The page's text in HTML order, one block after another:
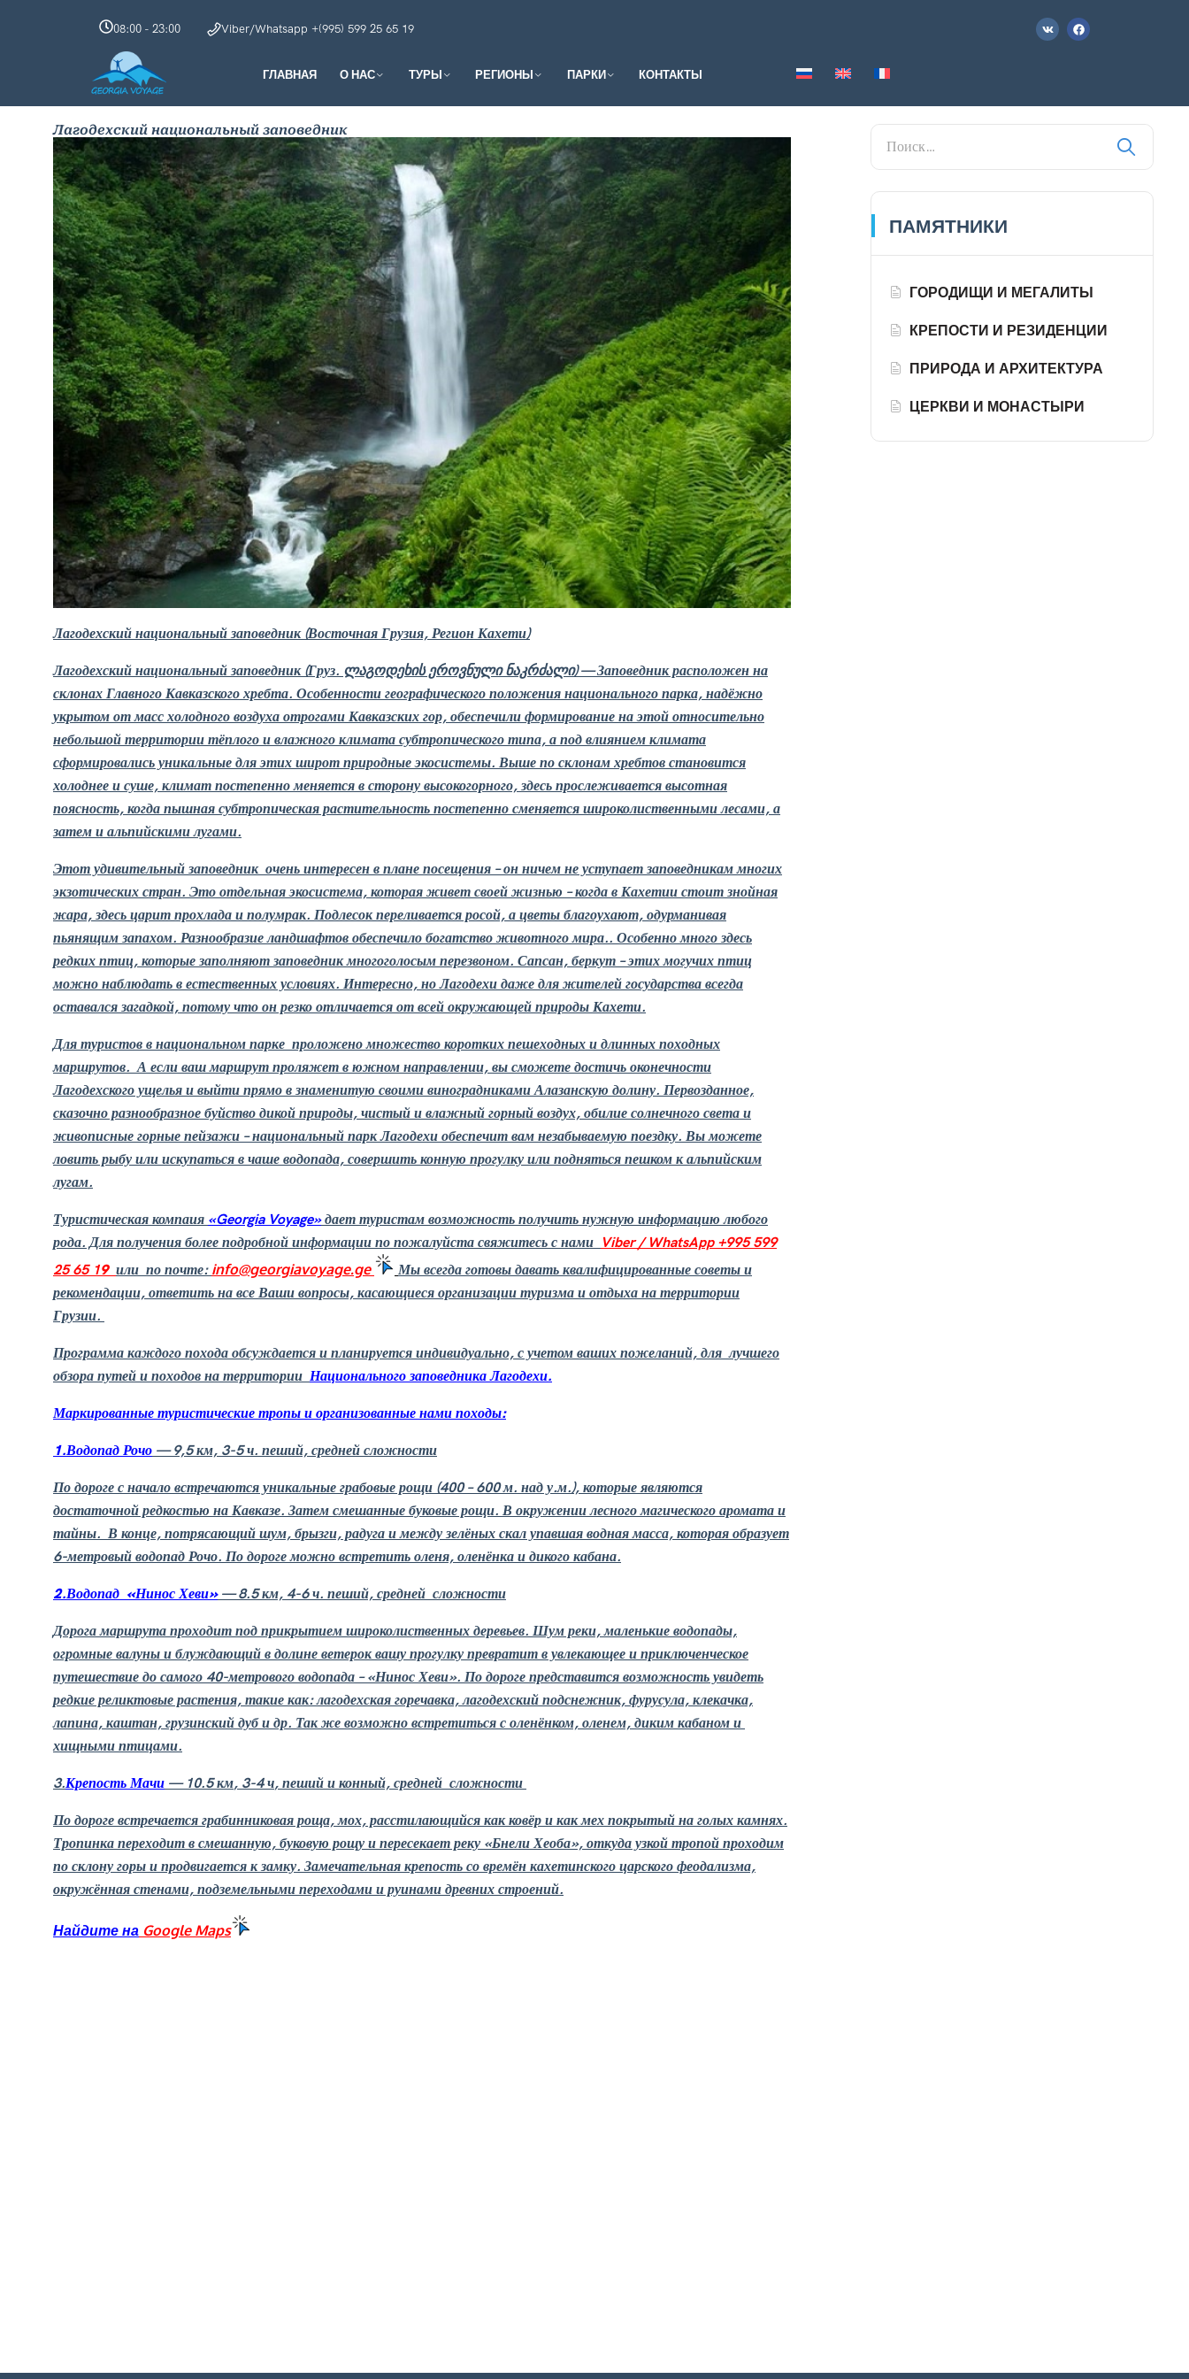
08:00 - 23:00 Viber/Whatsapp +(995) 599 25 65 19
ГЛАВНАЯ О НАС ТУРЫ РЕГИОНЫ ПАРКИ КОНТАКТЫ
Лагодехский национальный заповедник
Лагодехский национальный заповедник(Восточная Грузия, Регион Кахети)
Лагодехский национальный заповедник(Груз. ლაგოდეხის ეროვნული ნაკრძალი) — Заповедник расположен на
склонах Главного Кавказского хребта. Особенности географического положения национального парка, надёжно
укрытом от масс холодного воздуха отрогами Кавказских гор, обеспечили формирование на этой относительно
небольшой территории тёплого и влажного климата субтропического типа, а под влиянием климата
сформировались уникальные для этих широт природные экосистемы. Выше по склонам хребтов становится
холоднее и суше, климат постепенно меняется в сторону высокогорного, здесь прослеживается высотная
поясность, когда пышная субтропическая растительность постепенно сменяется широколиственными лесами, а
затем и альпийскими лугами.
Этот удивительныйзаповедник очень интересен в плане посещения – он ничем не уступает заповедникам многих
экзотических стран. Это отдельная экосистема, которая живет своей жизнью – когда в Кахетии стоит знойная
жара, здесь царит прохлада и полумрак. Подлесок переливается росой, а цветы благоухают, одурманивая
пьянящим запахом. Разнообразие ландшафтов обеспечило богатство животного мира.. Особенно много здесь
редких птиц, которые заполняют заповедник многоголосым перезвоном. Сапсан, беркут – этих могучих птиц
можно наблюдать в естественных условиях. Интересно, но Лагодехи даже для жителей государства всегда
оставался загадкой, потому что он резко отличается от всей окружающей природы Кахети.
Для туристов в национальном парке проложено множество коротких пешеходных и длинных походных
маршрутов. А если ваш маршрут проляжет в южном направлении, вы сможете достичь оконечности
Лагодехского ущелья и выйти прямо в знаменитую своими виноградниками Алазанскую долину. Первозданное,
сказочно разнообразное буйство дикой природы, чистый и влажный горный воздух, обилие солнечного света и
живописные горные пейзажи – национальный парк Лагодехи обеспечит вам незабываемую поездку. Вы можете
ловить рыбу или искупаться в чаше водопада, совершить конную прогулку или подняться пешком к альпийским
лугам.
Туристическая компаия «Georgia Voyage»дает туристам возможность получить нужную информацию любого
рода. Для получения более подробной информации по пожалуйста свяжитесь с нами Viber / WhatsApp +995 599
25 65 19 или по почте: info@georgiavoyage.ge
Мы всегда готовы давать квалифицированные советы и
рекомендации, ответить на все Ваши вопросы, касающиеся организации туризма и отдыха на территории
Грузии.
Программа каждого похода обсуждается и планируется индивидуально, с учетом ваших пожеланий, для лучшего
обзора путей и походов на территории НациональногозаповедникаЛагодехи.
Маркированные туристические тропы и организованные нами походы:
1.Водопад Рочо — 9,5 км, 3-5 ч. пеший, средней сложности
По дороге с начало встречаются уникальные грабовые рощи (400 – 600 м. над у.м.), которые являются
достаточной редкостью на Кавказе. Затем смешанные буковые рощи. В окружении лесного магического аромата и
тайны. В конце, потрясающий шум, брызги, радуга и между зелёных скал упавшая водная масса, которая образует
6-метровый водопад Рочо. По дороге можно встретить оленя, оленёнка и дикого кабана.
2.Водопад «Нинос Хеви»— 8.5 км, 4-6 ч. пеший, средней сложности
Дорога маршрута проходит под прикрытием широколиственных деревьев. Шум реки, маленькие водопады,
огромные валуны и блуждающий в долине ветерок вашу прогулку превратит в увлекающее и приключенческое
путешествие до самого 40-метрового водопада – «Нинос Хеви». По дороге представится возможность увидеть
редкие реликтовые растения, такие как: лагодехская горечавка, лагодехский подснежник, фурусула, клекачка,
лапина, каштан, грузинский дуб и др. Так же возможно встретиться с оленёнком, оленем, диким кабаном и
хищными птицами.
3.Крепость Мачи — 10.5км, 3-4ч,пеший и конный, средней сложности
По дороге встречается грабинниковая роща, мох, расстилающийся как ковёр и как мех покрытый на голых камнях.
Тропинка переходит в смешанную, буковую рощу и пересекает реку «Бнели Хеоба», откуда узкой тропой проходим
по склону горы и продвигается к замку. Замечательная крепость со времён кахетинского царского феодализма,
окружённая стенами, подземельными переходами и руинами древних строений.
Найдите на Google Maps
ПАМЯТНИКИ
ГОРОДИЩИ И МЕГАЛИТЫ
КРЕПОСТИ И РЕЗИДЕНЦИИ
ПРИРОДА И АРХИТЕКТУРА
ЦЕРКВИ И МОНАСТЫРИ